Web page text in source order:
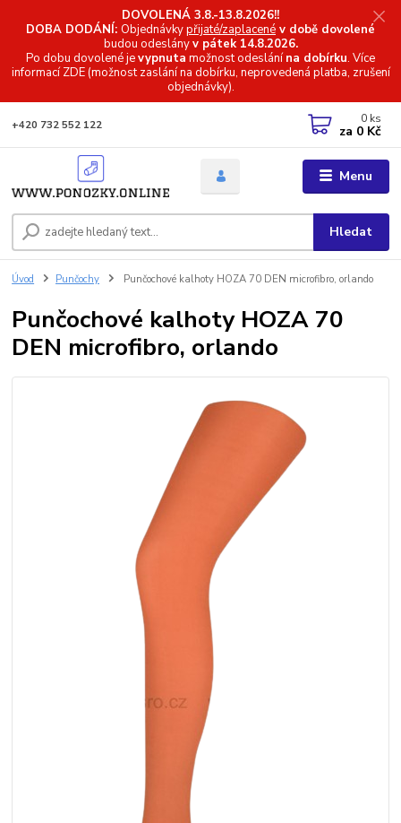
DOVOLENÁ 3.8.-13.8.2026!!
DOBA DODÁNÍ: Objednávkypřijaté/zaplacené v době dovolené
budou odeslányv pátek 14.8.2026.
Po dobu dovolené jevypnuta možnost odeslánína dobírku. Více
informacíZDE (možnost zaslání na dobírku, neprovedená platba, zrušení
objednávky).
Menu
Hledat
+420 732 552 122 0 ks
za 0 Kč
Úvod Punčochy Punčochové kalhoty HOZA 70 DEN microfibro, orlando
Punčochové kalhoty HOZA 70
DEN microfibro, orlando